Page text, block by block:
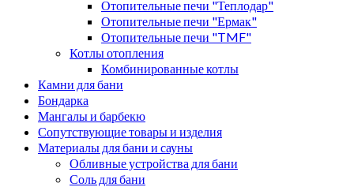
Отопительные печи "Теплодар"
Отопительные печи "Ермак"
Отопительные печи "TMF"
Котлы отопления
Комбинированные котлы
Камни для бани
Бондарка
Мангалы и барбекю
Сопутствующие товары и изделия
Материалы для бани и сауны
Обливные устройства для бани
Соль для бани